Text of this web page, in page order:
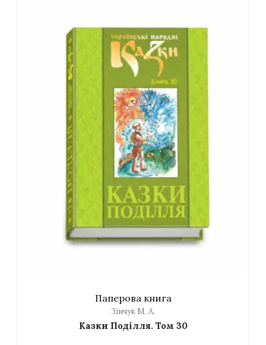
Паперова книга
Зінчук М. А.
Казки Поділля. Том 30